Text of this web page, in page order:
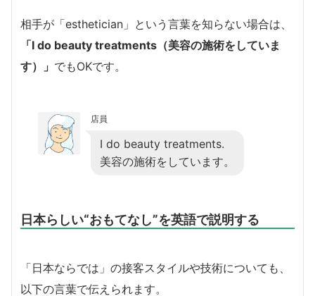
相手が「esthetician」という言葉を知らない場合は、
「I do beauty treatments（美容の施術をしていま
す）」 でもOKです。
店員
I do beauty treatments.
美容の施術をしています。
日本らしい“おもてなし”を英語で説明する
「日本ならでは」の接客スタイルや技術についても、
以下の言葉で伝えられます。